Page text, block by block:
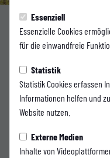
Essenziell
Essenzielle Cookies
für die einwandfreie
Statistik
Statistik Cookies erfassen
Informationen helfen und
Website nutzen.
Externe Medien
Inhalte von
FANS
Dienstag, 26.05.2026 11:34 Uhr
Stadion:
Wuppertal“
Der Wuppertaler SV lädt